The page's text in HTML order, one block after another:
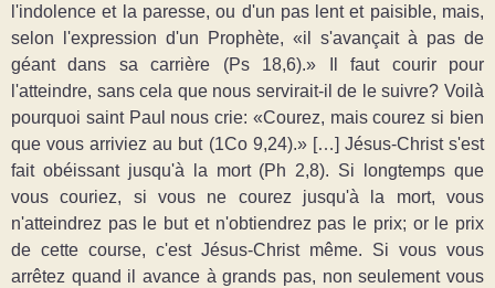
l'indolence et la paresse, ou d'un pas lent et paisible, mais,
selon l'expression d'un Prophète, «il s'avançait à pas de
géant dans sa carrière (Ps 18,6).» Il faut courir pour
l'atteindre, sans cela que nous servirait-il de le suivre? Voilà
pourquoi saint Paul nous crie: «Courez, mais courez si bien
que vous arriviez au but (1Co 9,24).» […] Jésus-Christ s'est
fait obéissant jusqu'à la mort (Ph 2,8). Si longtemps que
vous couriez, si vous ne courez jusqu'à la mort, vous
n'atteindrez pas le but et n'obtiendrez pas le prix; or le prix
de cette course, c'est Jésus-Christ même. Si vous vous
arrêtez quand il avance à grands pas, non seulement vous